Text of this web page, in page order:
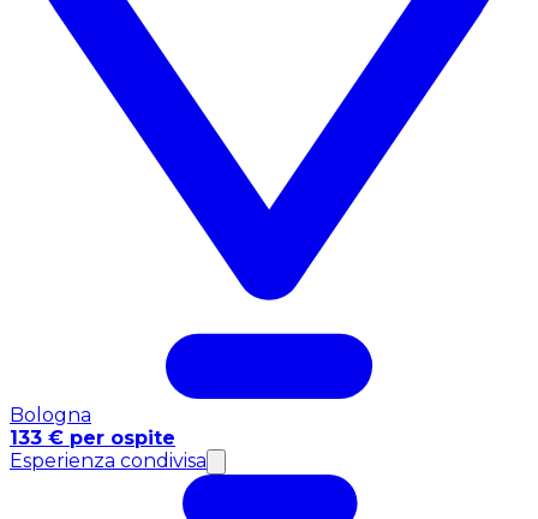
Bologna
133 € per ospite
Esperienza condivisa